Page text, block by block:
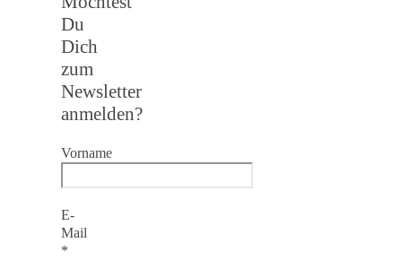
Du
Dich
zum
Newsletter
anmelden?
Vorname
E-
Mail
*